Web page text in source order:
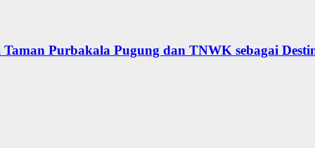
Purbakala Pugung dan TNWK sebagai